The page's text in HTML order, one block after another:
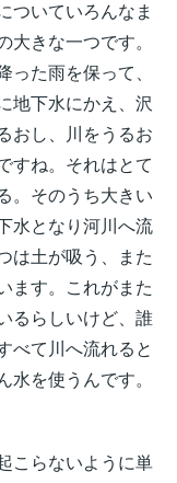
ついていろんなま
大きな一つです。
った雨を保って、
地下水にかえ、沢
おし、川をうるお
すね。それはとて
。そのうち大きい
水となり河川へ流
は土が吸う、また
ます。これがまた
るらしいけど、誰
べて川へ流れると
水を使うんです。
こらないように単